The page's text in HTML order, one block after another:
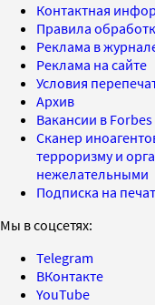
Контактная
Правила
Реклама в
Реклама на сайте
Условия
Архив
Вакансии в Forbes
Сканер
терроризму и
нежелательными
Подписка на
Мы в соцсетях:
Telegram
ВКонтакте
YouTube